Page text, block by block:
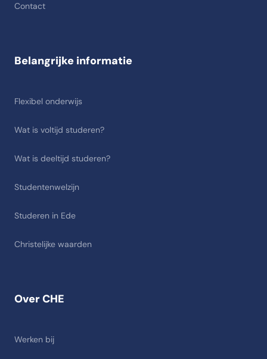
Contact
Over CHE
Werken bij
Belangrijke informatie
Flexibel onderwijs
Wat is voltijd studeren?
Wat is deeltijd studeren?
Studentenwelzijn
Studeren in Ede
Christelijke waarden